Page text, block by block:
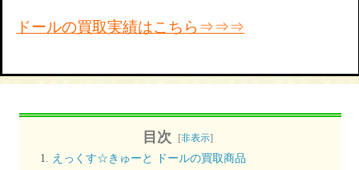
ドールの買取実績はこちら⇒⇒⇒
目次 [非表示]
えっくす☆きゅーと ドールの買取商品